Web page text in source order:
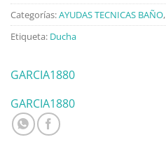
Categorías:AYUDAS TECNICAS BAÑO,
Etiqueta: Ducha
GARCIA1880
GARCIA1880